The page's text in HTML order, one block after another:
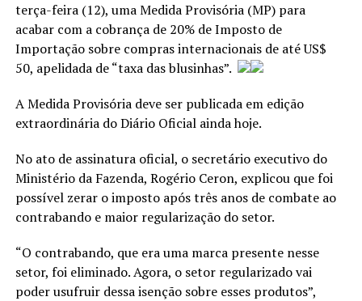
terça-feira (12), uma Medida Provisória (MP) para
acabar com a cobrança de 20% de Imposto de
Importação sobre compras internacionais de até US$
50, apelidada de “taxa das blusinhas”.
A Medida Provisória deve ser publicada em edição
extraordinária do Diário Oficial ainda hoje.
No ato de assinatura oficial, o secretário executivo do
Ministério da Fazenda, Rogério Ceron, explicou que foi
possível zerar o imposto após três anos de combate ao
contrabando e maior regularização do setor.
“O contrabando, que era uma marca presente nesse
setor, foi eliminado. Agora, o setor regularizado vai
poder usufruir dessa isenção sobre esses produtos”,